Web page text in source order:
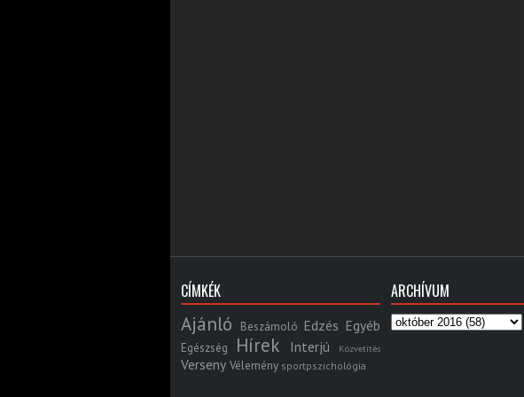
CÍMKÉK
Ajánló Beszámoló Edzés Egyéb
Egészség Hírek Interjú Közvetítés
Verseny Vélemény sportpszichológia
ARCHÍVUM